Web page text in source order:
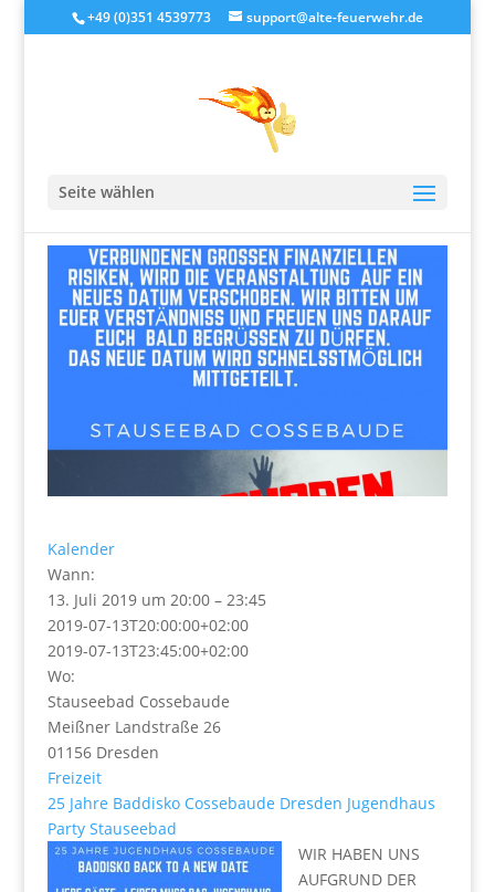
+49 (0)351 4539773 support@alte-feuerwehr.de
Seite wählen
Kalender
Wann:
13. Juli 2019 um 20:00 – 23:45
2019-07-13T20:00:00+02:00
2019-07-13T23:45:00+02:00
Wo:
Stauseebad Cossebaude
Meißner Landstraße 26
01156 Dresden
Freizeit
25 Jahre Baddisko Cossebaude Dresden Jugendhaus
Party Stauseebad
WIR HABEN UNS
AUFGRUND DER